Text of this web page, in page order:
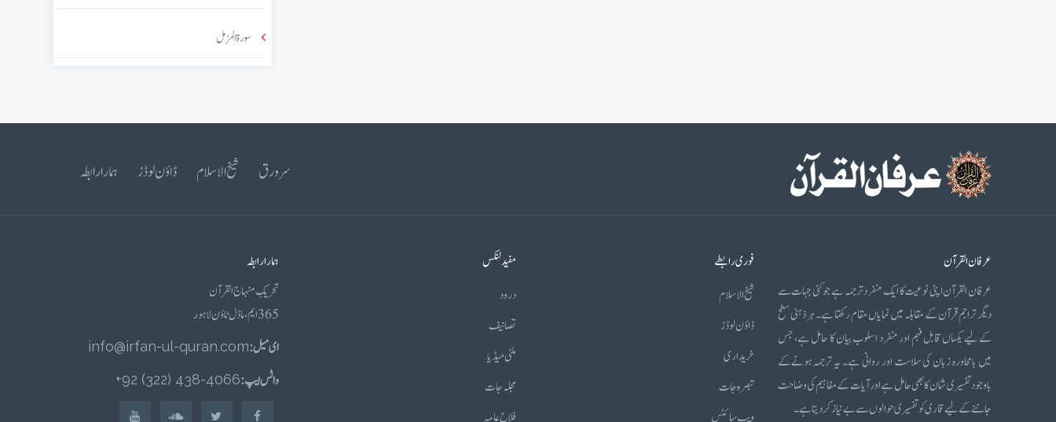
سورۃ المزمل
سرورق شیخ الاسلام ڈاؤن لوڈز ہمارا رابطہ
عرفان القرآن
عرفان القرآن اپنی نوعیت کا ایک منفرد ترجمہ ہے جو کئی جہات سے
دیگر تراجم قرآن کے مقابلہ میں نمایاں مقام رکھتا ہے۔ ہر ذہنی سطح
کے لیے یکساں قابل فہم اور منفرد اسلوب بیان کا حامل ہے، جس
میں بامحاورہ زبان کی سلاست اور روانی ہے۔ یہ ترجمہ ہونے کے
باوجود تفسیری شان کا بھی حامل ہے اور آیات کے مفاہیم کی وضاحت
جاننے کے لیے قاری کو تفسیری حوالوں سے بے نیاز کر دیتا ہے۔
فوری رابطے
شیخ الاسلام
ڈاؤن لوڈز
خریداری
تبصرہ جات
ویب سائٹس
مفید لنکس
درود
تصانیف
ملٹی میڈیا
مجلہ جات
فلاح عامہ
ہمارا رابطہ
تحریکِ منہاج القرآن
365 ایم، ماڈل ٹاؤن لاہور
ای میل :info@irfan-ul-quran.com
واٹس ایپ :4066-438 (322) 92+